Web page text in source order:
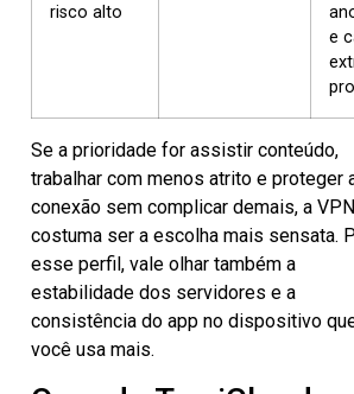
risco alto
e
Se a prioridade for assistir conteúdo,
trabalhar com menos atrito e proteger
conexão sem complicar demais, a VPN
costuma ser a escolha mais sensata.
esse perfil, vale olhar também a
estabilidade dos servidores e a
consistência do app no dispositivo
você usa mais.